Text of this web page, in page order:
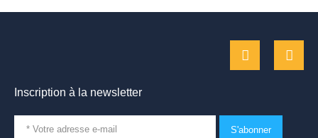
Inscription à la newsletter
S'abonner